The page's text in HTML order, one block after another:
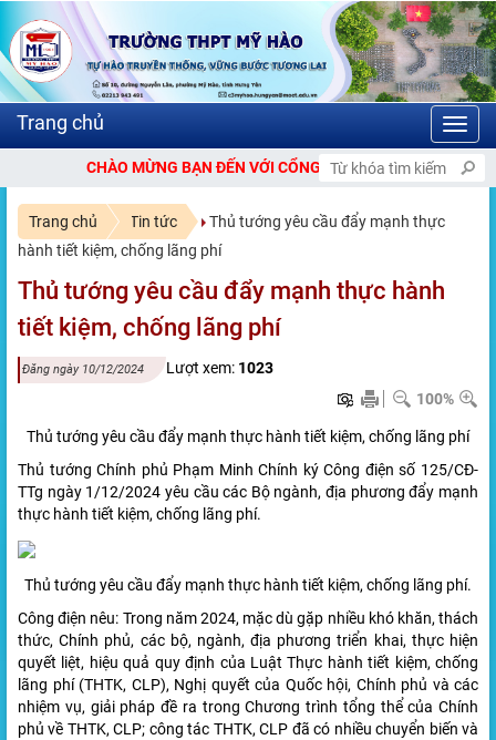
MỪNG BẠN ĐẾN VỚI CỔNG THÔNG TIN ĐIỆN TỬ TRƯỜNG THPT
Trang chủ Tin tức
Thủ tướng yêu cầu đẩy mạnh thực
hành tiết kiệm, chống lãng phí
Thủ tướng yêu cầu đẩy mạnh thực hành
tiết kiệm, chống lãng phí
Đăng ngày 10/12/2024 Lượt xem: 1023
100%
Thủ tướng yêu cầu đẩy mạnh thực hành tiết kiệm, chống lãng phí
Thủ tướng Chính phủ Phạm Minh Chính ký Công điện số 125/CĐ-
TTg ngày 1/12/2024 yêu cầu các Bộ ngành, địa phương đẩy mạnh
thực hành tiết kiệm, chống lãng phí.
Thủ tướng yêu cầu đẩy mạnh thực hành tiết kiệm, chống lãng phí.
Công điện nêu: Trong năm 2024, mặc dù gặp nhiều khó khăn, thách
thức, Chính phủ, các bộ, ngành, địa phương triển khai, thực hiện
quyết liệt, hiệu quả quy định của Luật Thực hành tiết kiệm, chống
lãng phí (THTK, CLP), Nghị quyết của Quốc hội, Chính phủ và các
nhiệm vụ, giải pháp đề ra trong Chương trình tổng thể của Chính
phủ về THTK, CLP; công tác THTK, CLP đã có nhiều chuyển biến và